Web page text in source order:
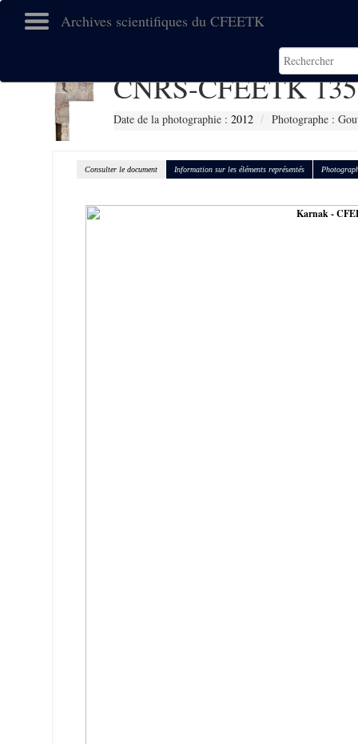
Archives scientifiques du CFEETK
CNRS-CFEETK
Date de la photographie : 2012 Photographe :
Consulter le document Information sur les éléments représentés